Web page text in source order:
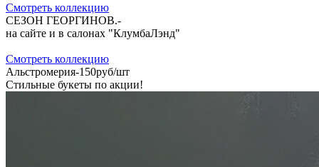
Cмотреть коллекцию
СЕЗОН ГЕОРГИНОВ.-
на сайте и в салонах "КлумбаЛэнд"
Cмотреть коллекцию
Альстромерия-150руб/шт
Стильные букеты по акции!